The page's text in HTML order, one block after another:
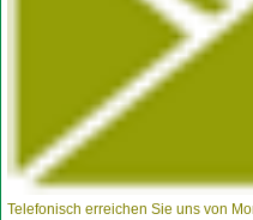
Telefonisch erreichen Sie uns von